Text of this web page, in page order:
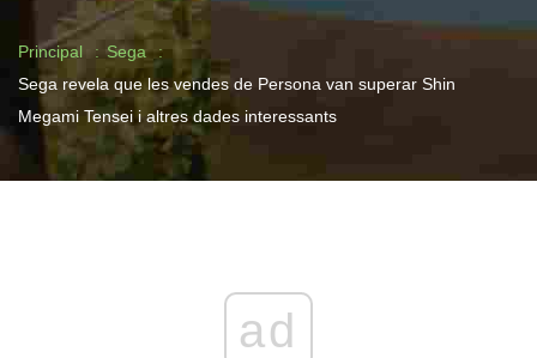
Principal
Sega
Sega revela que les vendes de Persona van superar Shin
Megami Tensei i altres dades interessants
ad